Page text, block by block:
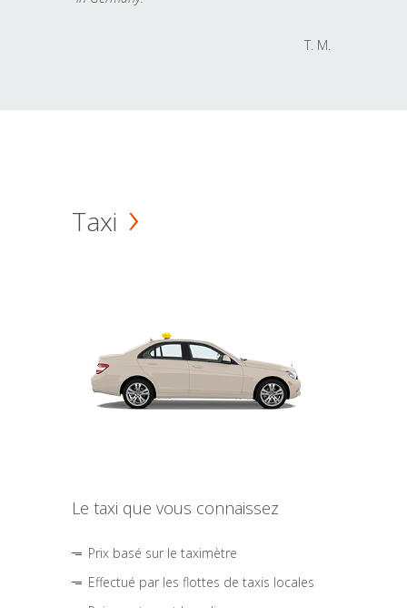
T. M.
Taxi
Le taxi que vous connaissez
Prix basé sur le taximètre
Effectué par les flottes de taxis locales